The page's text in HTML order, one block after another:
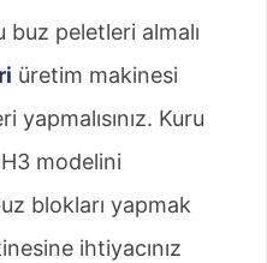
peletleri almalı
üretim makinesi
yapmalısınız. Kuru
modelini
blokları yapmak
ihtiyacınız